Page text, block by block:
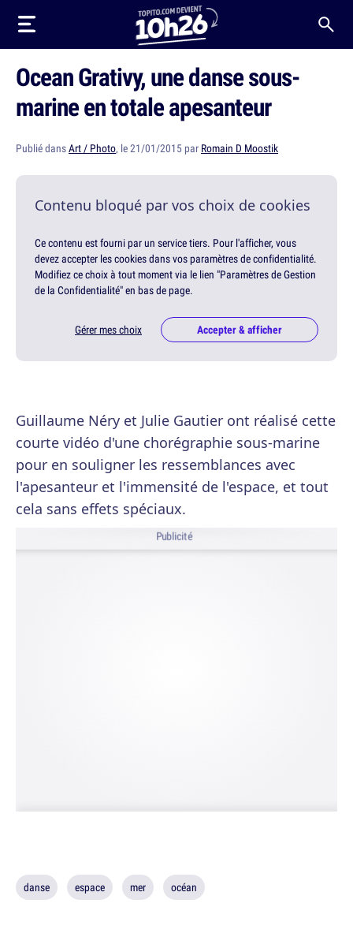
Ocean Grativy, une danse sous-
marine en totale apesanteur
Publié dansArt / Photo, le 21/01/2015 par Romain D Moostik
Contenu bloqué par vos choix de cookies
Ce contenu est fourni par un service tiers. Pour l'afficher, vous
devez accepter les cookies dans vos paramètres de confidentialité.
Modifiez ce choix à tout moment via le lien "Paramètres de Gestion
de la Confidentialité" en bas de page.
Gérer mes choix Accepter & afficher
Guillaume Néry et Julie Gautier ont réalisé cette
courte vidéo d'une chorégraphie sous-marine
pour en souligner les ressemblances avec
l'apesanteur et l'immensité de l'espace, et tout
cela sans effets spéciaux.
Publicité
danse espace mer océan